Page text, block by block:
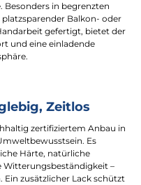
Besonders in begrenzten
Balkon- oder
gefertigt, bietet der
und eine einladende
Zeitlos
zertifiziertem Anbau in
Es
Härte, natürliche
Witterungsbeständigkeit –
Ein zusätzlicher Lack schützt